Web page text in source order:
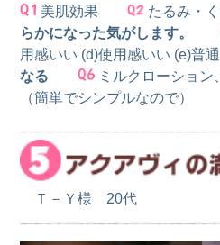
美肌効果 たるみ・
らかになった気がします。
用感いい (d)使用感いい (e)
なる
ミルクローション
（簡単でシンプルなので）
Ｔ－Ｙ様 20代